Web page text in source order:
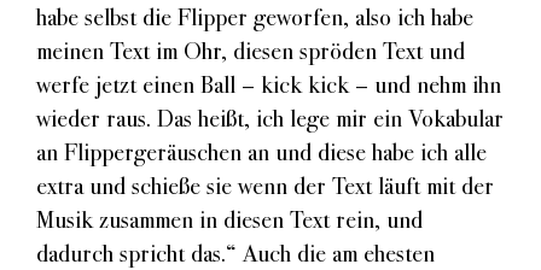
habe selbst die Flipper geworfen, also ich habe
meinen Text im Ohr, diesen spröden Text und
werfe jetzt einen Ball – kick kick – und nehm ihn
wieder raus. Das heißt, ich lege mir ein Vokabular
an Flippergeräuschen an und diese habe ich alle
extra und schieße sie wenn der Text läuft mit der
Musik zusammen in diesen Text rein, und
dadurch spricht das.“ Auch die am ehesten